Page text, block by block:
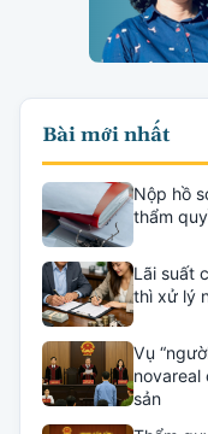
Bài mới nhất
Nộp hồ
thẩm
Lãi suất
thì xử lý
Vụ
novareal
sản